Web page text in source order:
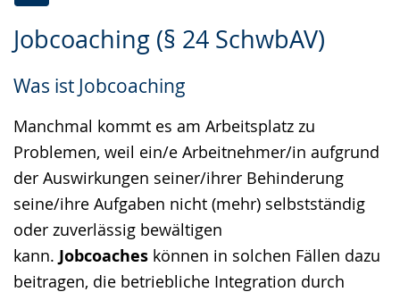
Jobcoaching (§ 24 SchwbAV)
Was ist Jobcoaching
Manchmal kommt es am Arbeitsplatz zu
Problemen, weil ein/e Arbeitnehmer/in aufgrund
der Auswirkungen seiner/ihrer Behinderung
seine/ihre Aufgaben nicht (mehr) selbstständig
oder zuverlässig bewältigen
kann. Jobcoaches können in solchen Fällen dazu
beitragen, die betriebliche Integration durch
Leichten
wechseln.
Audio-
Video
Deutscher
Gebärdensprache
wird
angezeigt.